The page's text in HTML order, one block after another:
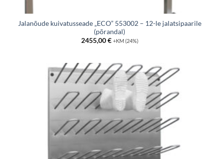
Jalanõude kuivatusseade „ECO” 553002 – 12-le jalatsipaarile
(põrandal)
2455,00€ +KM (24%)